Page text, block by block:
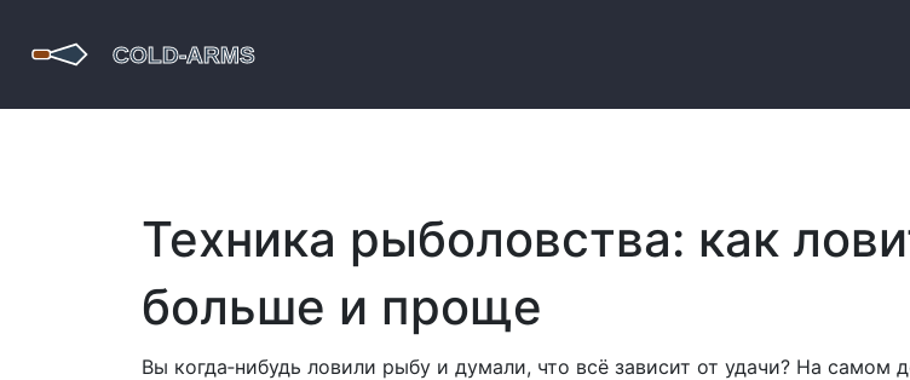
Техника рыболовства: как
больше и проще
Вы когда‑нибудь ловили рыбу и думали, что всё зависит от удачи? На самом